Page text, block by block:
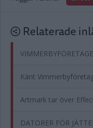
Relaterade
Känt
Artmark tar över
DATORER FÖR